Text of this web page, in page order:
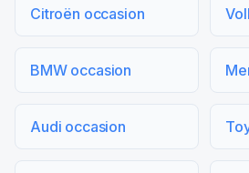
Citroën occasion
BMW occasion
Audi occasion